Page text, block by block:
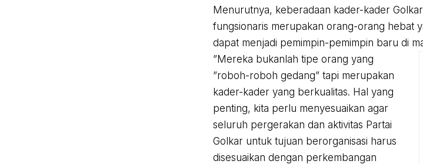
Menurutnya, keberadaan kader-kader
fungsionaris merupakan orang-orang hebat
dapat menjadi pemimpin-pemimpin baru di
”Mereka bukanlah tipe orang yang
”roboh-roboh gedang” tapi merupakan
kader-kader yang berkualitas. Hal yang
penting, kita perlu menyesuaikan agar
seluruh pergerakan dan aktivitas Partai
Golkar untuk tujuan berorganisasi harus
disesuaikan dengan perkembangan